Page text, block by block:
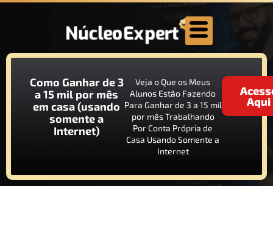
Como Ganhar de 3
a 15 mil por mês
em casa (usando
somente a
Internet)
Veja o Que os Meus
Alunos Estão Fazendo
Para Ganhar de 3 a 15 mil
por mês Trabalhando
Por Conta Própria de
Casa Usando Somente a
Internet
Aqui